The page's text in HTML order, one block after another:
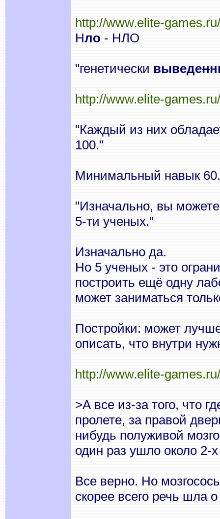
http://www.elite-
Нло - НЛО
"генетически выведен
http://www.elite-
"Каждый из них
100."
Минимальный навык 60.
"Изначально, вы
5-ти ученых."
Изначально да.
Но 5 ученых - это
построить ещё одну
может заниматься
Постройки: может
описать, что внутри
http://www.elite-
>А все из-за того, что
пролете, за правой
нибудь полуживой
один раз ушло около 2-
Все верно. Но
скорее всего речь шла